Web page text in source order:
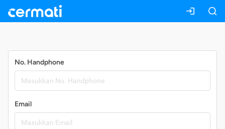
No. Handphone
Email